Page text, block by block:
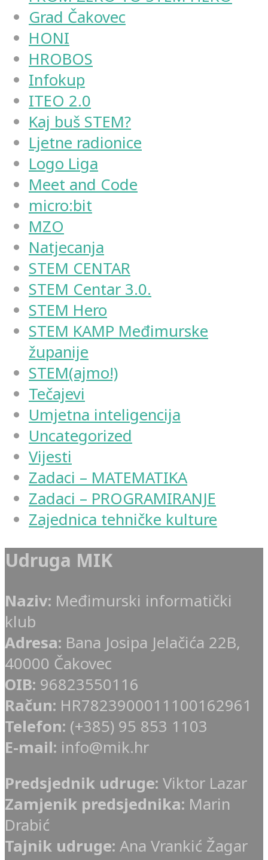
Grad Čakovec
HONI
HROBOS
Infokup
ITEO 2.0
Kaj buš STEM?
Ljetne radionice
Logo Liga
Meet and Code
micro:bit
MZO
Natjecanja
STEM CENTAR
STEM Centar 3.0.
STEM Hero
STEM KAMP Međimurske
županije
STEM(ajmo!)
Tečajevi
Umjetna inteligencija
Uncategorized
Vijesti
Zadaci – MATEMATIKA
Zadaci – PROGRAMIRANJE
Zajednica tehničke kulture
Udruga MIK
Naziv: Međimurski informatički
klub
Adresa: Bana Josipa Jelačića 22B,
40000 Čakovec
OIB: 96823550116
Račun: HR7823900011100162961
Telefon: (+385) 95 853 1103
E-mail: info@mik.hr
Predsjednik udruge: Viktor Lazar
Zamjenik predsjednika: Marin
Drabić
Tajnik udruge: Ana Vrankić Žagar